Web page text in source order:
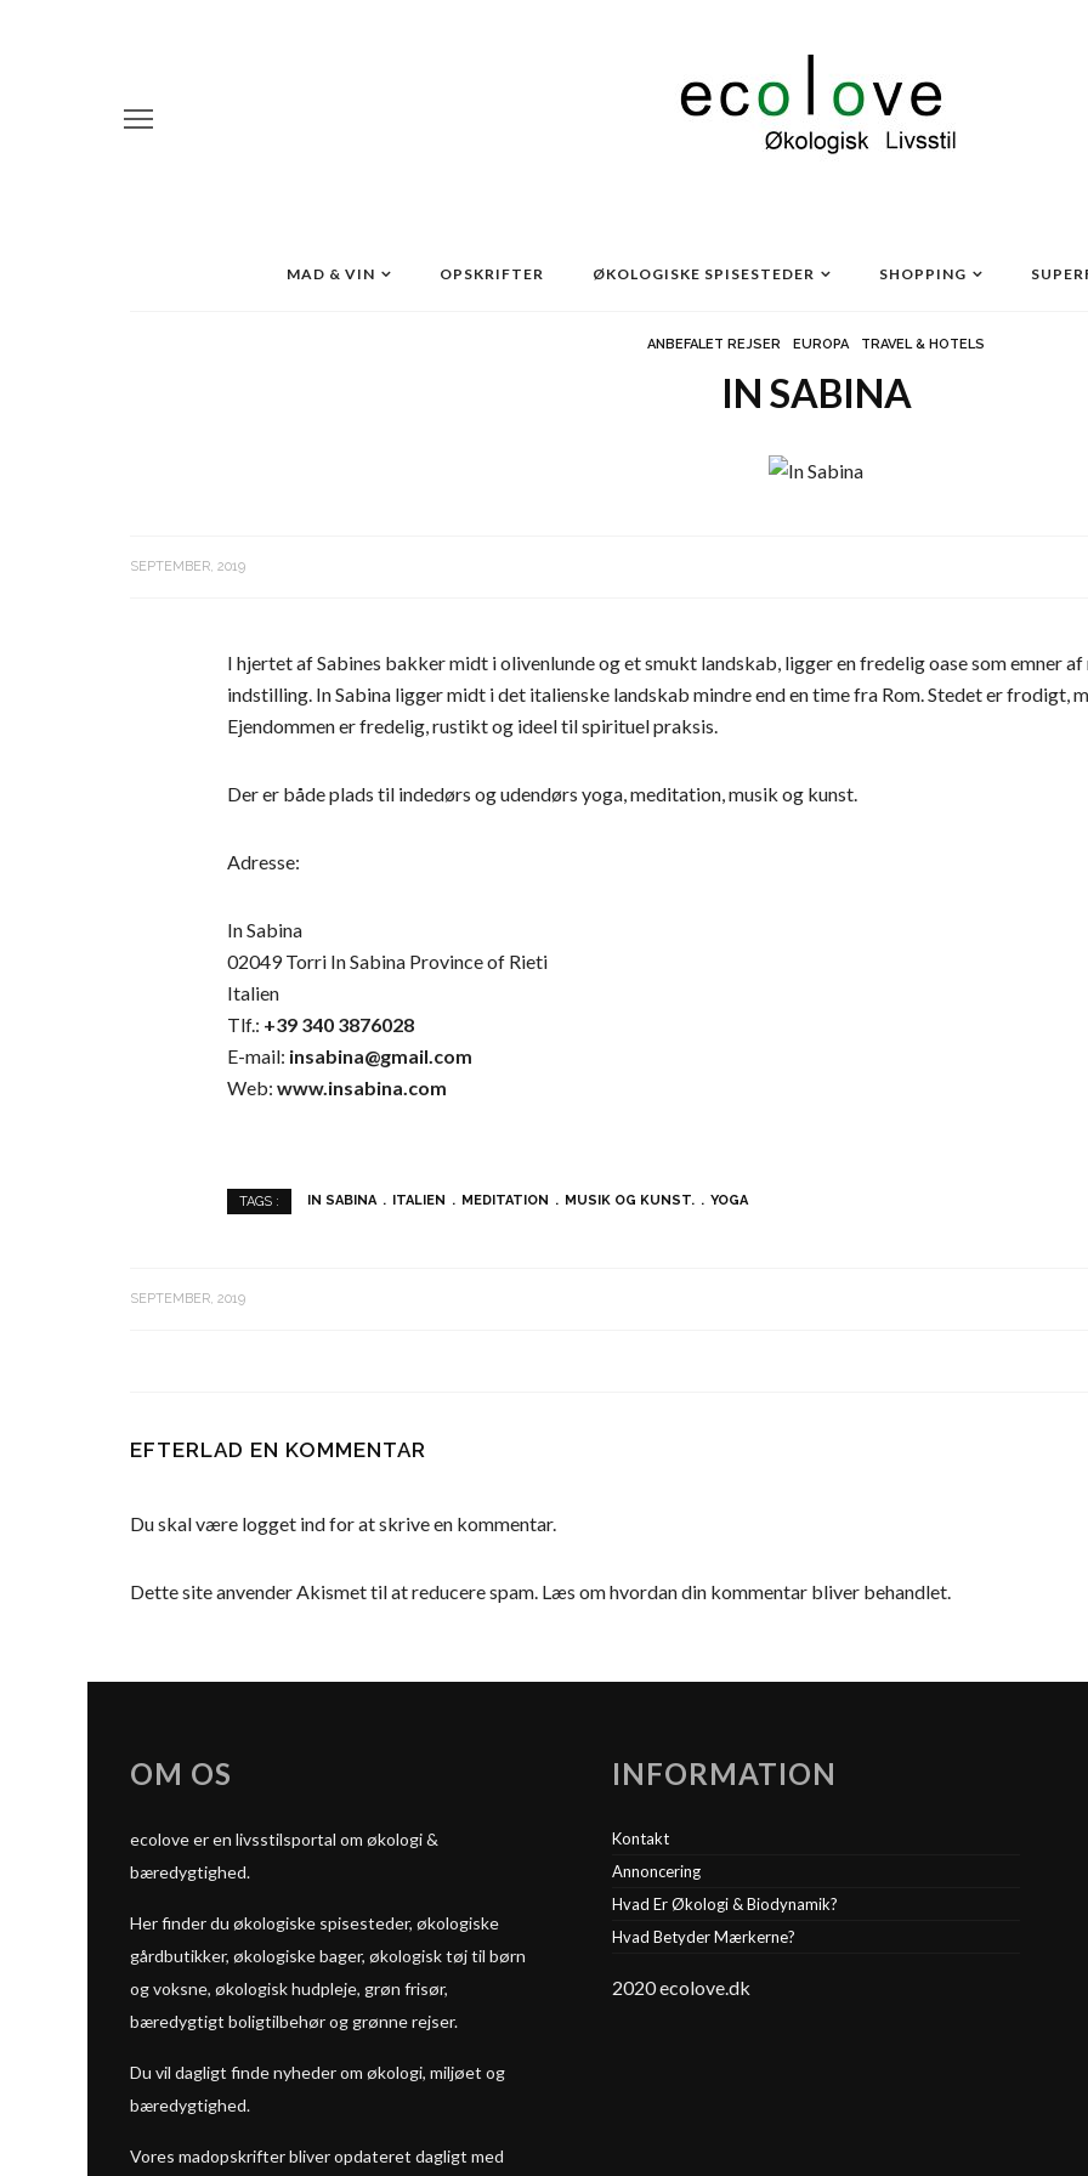
MAD & VIN OPSKRIFTER ØKOLOGISKE SPISESTEDER SHOPPING
ANBEFALET REJSER EUROPA TRAVEL & HOTELS
IN SABINA
SEPTEMBER, 2019
I hjertet af Sabines bakker midt i olivenlunde og et smukt landskab, ligger en fredelig oase som emner
indstilling. In Sabina ligger midt i det italienske landskab mindre end en time fra Rom. Stedet er frodigt,
Ejendommen er fredelig, rustikt og ideel til spirituel praksis.
Der er både plads til indedørs og udendørs yoga, meditation, musik og kunst.
Adresse:
In Sabina
02049 Torri In Sabina Province of Rieti
Italien
Tlf.: +39 340 3876028
E-mail: insabina@gmail.com
Web: www.insabina.com
TAGS : IN SABINA ITALIEN MEDITATION MUSIK OG KUNST. YOGA
SEPTEMBER, 2019
EFTERLAD EN KOMMENTAR
Du skal være logget indfor at skrive en kommentar.
Dette site anvender Akismet til at reducere spam. Læs om hvordan din kommentar bliver behandlet.
OM OS
ecolove er en livsstilsportal om økologi &
bæredygtighed.
Her finder du økologiske spisesteder, økologiske
gårdbutikker, økologiske bager, økologisk tøj til børn
og voksne, økologisk hudpleje, grøn frisør,
bæredygtigt boligtilbehør og grønne rejser.
Du vil dagligt finde nyheder om økologi, miljøet og
bæredygtighed.
Vores madopskrifter bliver opdateret dagligt med
INFORMATION
Kontakt
Annoncering
Hvad Er Økologi & Biodynamik?
Hvad Betyder Mærkerne?
2020 ecolove.dk